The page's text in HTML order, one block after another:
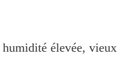
élevée, vieux